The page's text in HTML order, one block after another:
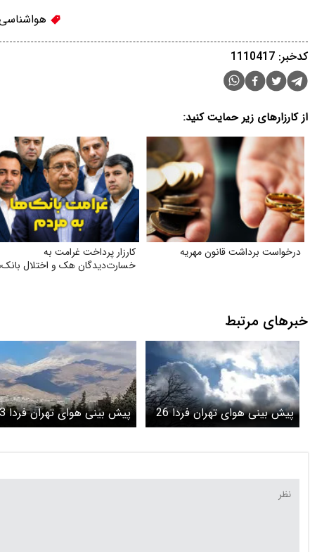
کدخبر: 1110417
از کارزارهای زیر حمایت کنید:
درخواست برداشت قانون مهریه
کارزار پرداخت غرامت به
خسارت‌دیدگان هک و اختلال
خبرهای مرتبط
پیش بینی هوای تهران فردا 26
خرداد 1405/ تهران گرم‌تر
پیش
خرداد 1405/ وزش باد شدید